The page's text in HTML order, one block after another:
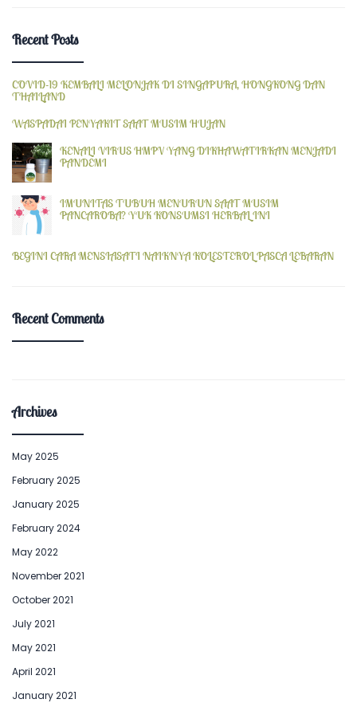
Recent Posts
COVID-19 KEMBALI MELONJAK DI SINGAPURA, HONGKONG DAN
THAILAND
WASPADAI PENYAKIT SAAT MUSIM HUJAN
KENALI VIRUS HMPV YANG DIKHAWATIRKAN MENJADI
PANDEMI
IMUNITAS TUBUH MENURUN SAAT MUSIM
PANCAROBA? YUK KONSUMSI HERBAL INI
BEGINI CARA MENSIASATI NAIKNYA KOLESTEROL PASCA LEBARAN
Recent Comments
Archives
May 2025
February 2025
January 2025
February 2024
May 2022
November 2021
October 2021
July 2021
May 2021
April 2021
January 2021